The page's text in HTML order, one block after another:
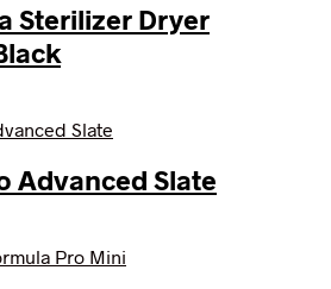
Sterilizer Dryer
Advanced Slate